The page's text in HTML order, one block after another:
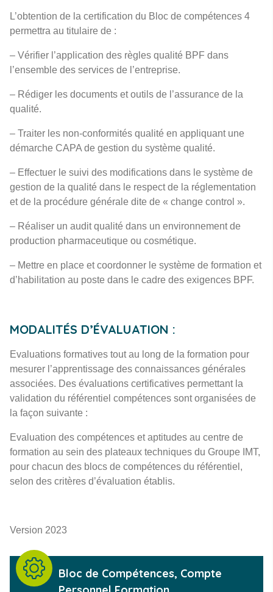
L’obtention de la certification du Bloc de compétences 4
permettra au titulaire de :
– Vérifier l’application des règles qualité BPF dans
l’ensemble des services de l’entreprise.
– Rédiger les documents et outils de l’assurance de la
qualité.
– Traiter les non-conformités qualité en appliquant une
démarche CAPA de gestion du système qualité.
– Effectuer le suivi des modifications dans le système de
gestion de la qualité dans le respect de la réglementation
et de la procédure générale dite de « change control ».
– Réaliser un audit qualité dans un environnement de
production pharmaceutique ou cosmétique.
– Mettre en place et coordonner le système de formation et
d’habilitation au poste dans le cadre des exigences BPF.
MODALITÉS D’ÉVALUATION :
Evaluations formatives tout au long de la formation pour
mesurer l’apprentissage des connaissances générales
associées. Des évaluations certificatives permettant la
validation du référentiel compétences sont organisées de
la façon suivante :
Evaluation des compétences et aptitudes au centre de
formation au sein des plateaux techniques du Groupe IMT,
pour chacun des blocs de compétences du référentiel,
selon des critères d’évaluation établis.
Version 2023
Type de formation
Bloc de Compétences, Compte